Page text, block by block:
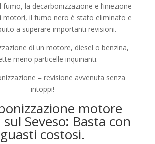
fumo, la decarbonizzazione e l’iniezione
motori, il fumo nero è stato eliminato e
a superare importanti revisioni.
di un motore, diesel o benzina,
meno particelle inquinanti.
= revisione avvenuta senza
intoppi!
motore
Seveso: Basta con
guasti costosi.